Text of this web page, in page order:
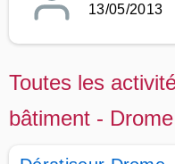
13/05/2013
Toutes les
bâtiment - Drome